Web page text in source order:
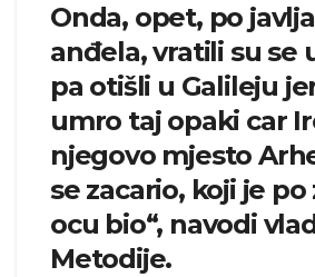
Onda, opet, po
anđela, vratili su se
pa otišli u Galileju
umro taj opaki car
njegovo mjesto
se zacario, koji je
ocu bio“, navodi
Metodije.